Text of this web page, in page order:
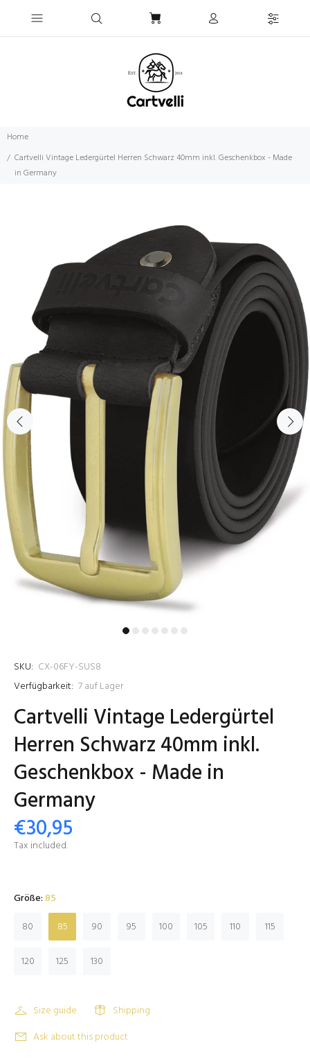
Home
Cartvelli Vintage Ledergürtel Herren Schwarz 40mm inkl. Geschenkbox - Made
in Germany
SKU: CX-06FY-SUS8
Verfügbarkeit: 7auf Lager
Cartvelli Vintage Ledergürtel
Herren Schwarz 40mm inkl.
Geschenkbox - Made in
Germany
€30,95
Tax included.
Größe:85
80
85 90 95 100 105 110 115
120 125 130
Size guide
Shipping
Ask about this product